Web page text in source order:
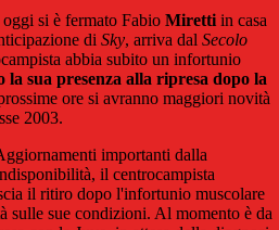
si è fermato Fabio Miretti in casa
di Sky, arriva dal Secolo
abbia subito un infortunio
la sua presenza alla ripresa dopo la
ore si avranno maggiori novità
2003.
importanti dalla
il centrocampista
il ritiro dopo l'infortunio muscolare
sulle sue condizioni. Al momento è da